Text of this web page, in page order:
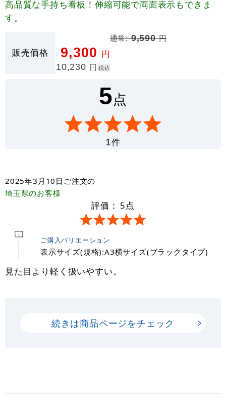
高品質な手持ち看板！伸縮可能で両面表示もできま
す。
販売価格
通常:9,590円
9,300 円
10,230 円 税込
5点
1件
2025年3月10日 ご注文の
埼玉県のお客様
評価： 5点
ご購入バリエーション
表示サイズ(規格):A3横サイズ(ブラックタイプ)
見た目より軽く扱いやすい。
続きは商品ページをチェック